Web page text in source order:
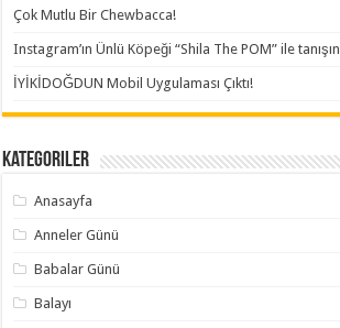
Çok Mutlu Bir Chewbacca!
Instagram’ın Ünlü Köpeği “Shila The POM” ile tanışın
İYİKİDOĞDUN Mobil Uygulaması Çıktı!
Kategoriler
Anasayfa
Anneler Günü
Babalar Günü
Balayı